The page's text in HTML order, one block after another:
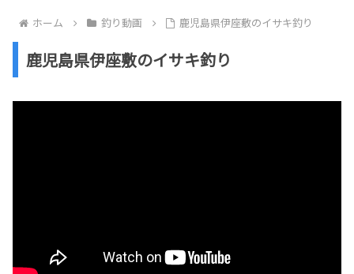
ホーム 釣り動画 鹿児島県伊座敷のイサキ釣り
鹿児島県伊座敷のイサキ釣り